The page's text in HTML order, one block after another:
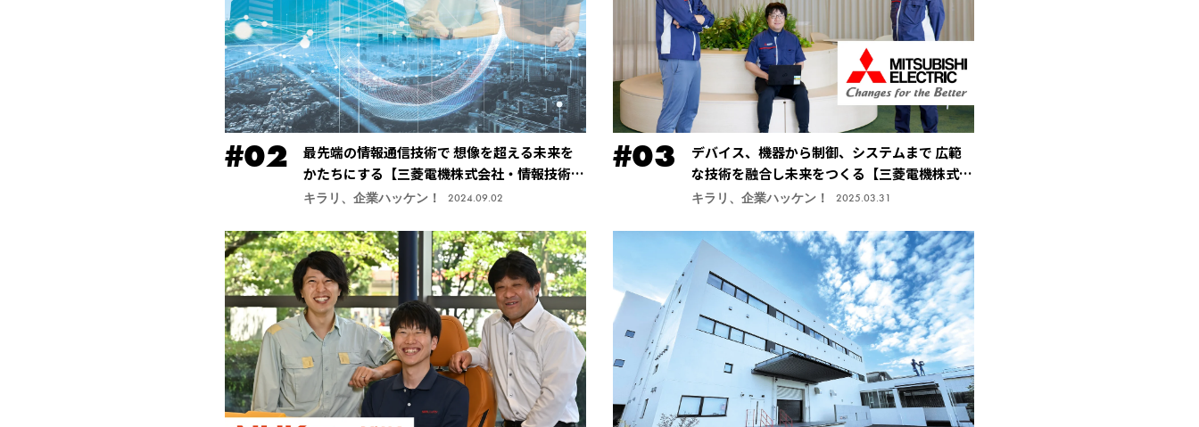
最先端の情報通信技術で 想像を超える未来を
かたちにする【三菱電機株式会社・情報技術総
合研究所】
キラリ、企業ハッケン！ 2024.09.02
デバイス、機器から制御、システムまで 広範
な技術を融合し未来をつくる【三菱電機株式会
社・先端技術総合研究所】
キラリ、企業ハッケン！ 2025.03.31